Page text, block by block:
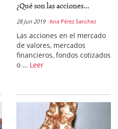
¿Qué son las acciones...
28 Jun 2019 Ana Pérez Sanchez
Las acciones en el mercado
de valores, mercados
financieros, fondos cotizados
o … Leer